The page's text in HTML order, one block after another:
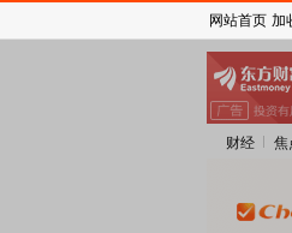
财经 焦
网站首页 加